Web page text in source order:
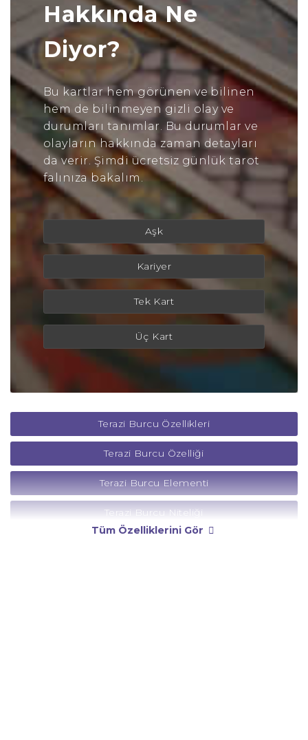
Hakkında Ne
Diyor?
Bu kartlar hem görünen ve bilinen
hem de bilinmeyen gizli olay ve
durumları tanımlar. Bu durumlar ve
olayların hakkında zaman detayları
da verir. Şimdi ücretsiz günlük tarot
falınıza bakalım.
Aşk
Kariyer
Tek Kart
Üç Kart
Terazi Burcu Özellikleri
Terazi Burcu Özelliği
Terazi Burcu Elementi
Terazi Burcu Niteliği
Tüm Özelliklerini Gör